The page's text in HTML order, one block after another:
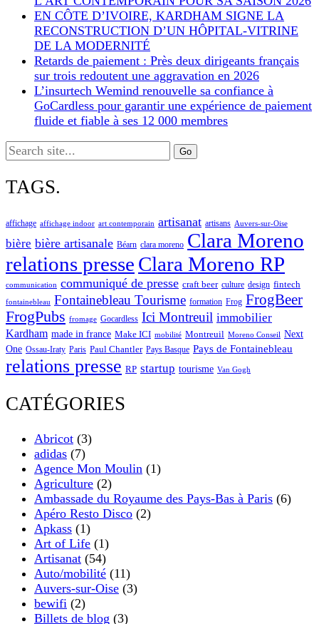
EN CÔTE D’IVOIRE, KARDHAM SIGNE LA
RECONSTRUCTION D’UN HÔPITAL-VITRINE
DE LA MODERNITÉ
Retards de paiement : Près deux dirigeants français
sur trois redoutent une aggravation en 2026
L’insurtech Wemind renouvelle sa confiance à
GoCardless pour garantir une expérience de paiement
fluide et fiable à ses 12 000 membres
Search
for:
TAGS.
affichage affichage indoor art contemporain artisanat artisans Auvers-sur-Oise
bière bière artisanale Béarn clara moreno Clara Moreno
relations presse Clara Moreno RP
communication communiqué de presse craft beer culture design fintech
fontainebleau Fontainebleau Tourisme formation Frog FrogBeer
FrogPubs fromage Gocardless Ici Montreuil immobilier
Kardham made in france Make ICI mobilité Montreuil Moreno Conseil Next
One Ossau-Iraty Paris Paul Chantler Pays Basque Pays de Fontainebleau
relations presse RP startup tourisme Van Gogh
CATÉGORIES
Abricot (3)
adidas (7)
Agence Mon Moulin (1)
Agriculture (2)
Ambassade du Royaume des Pays-Bas à Paris (6)
Apéro Resto Disco (2)
Apkass (1)
Art of Life (1)
Artisanat (54)
Auto/mobilité (11)
Auvers-sur-Oise (3)
bewifi (2)
Billets de blog (3)